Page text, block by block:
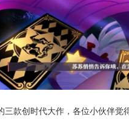
款创时代大作，各位小伙伴觉